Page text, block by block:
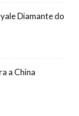
Diamante do
a China